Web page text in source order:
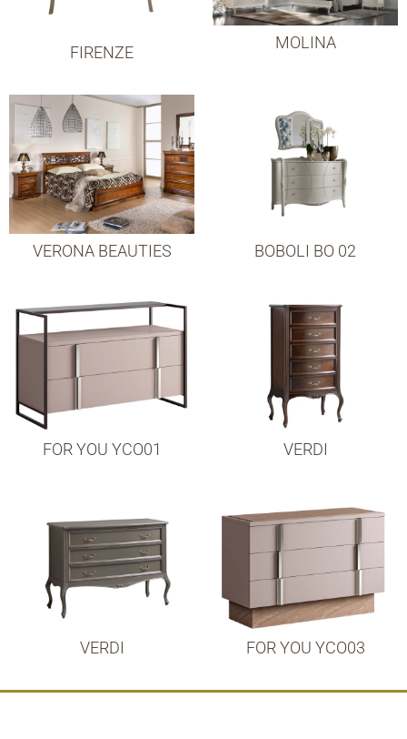
FIRENZE
MOLINA
VERONA BEAUTIES BOBOLI BO 02
FOR YOU YCO01 VERDI
VERDI FOR YOU YCO03